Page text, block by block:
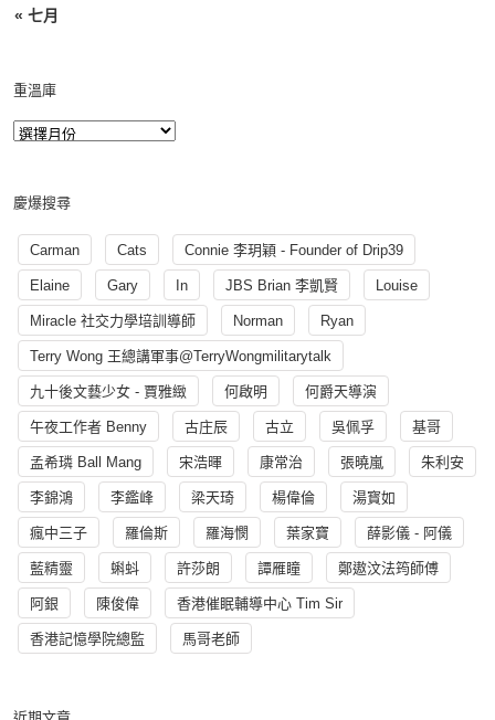
« 七月
重溫庫
慶爆搜尋
Carman Cats Connie 李玥穎 - Founder of Drip39
Elaine Gary In JBS Brian 李凱賢 Louise
Miracle 社交力學培訓導師 Norman Ryan
Terry Wong 王總講軍事@TerryWongmilitarytalk
九十後文藝少女 - 賈雅緻 何啟明 何爵天導演
午夜工作者 Benny 古庄辰 古立 吳佩孚 基哥
孟希璘 Ball Mang 宋浩暉 康常治 張曉嵐 朱利安
李錦鴻 李鑑峰 梁天琦 楊偉倫 湯寳如
瘋中三子 羅倫斯 羅海憫 葉家寶 薛影儀 - 阿儀
藍精靈 蝌蚪 許莎朗 譚雁瞳 鄭遨汶法筠師傅
阿銀 陳俊偉 香港催眠輔導中心 Tim Sir
香港記憶學院總監 馬哥老師